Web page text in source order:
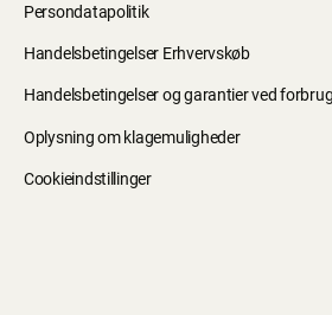
Persondatapolitik
Handelsbetingelser Erhvervskøb
Handelsbetingelser og garantier ved
Oplysning om klagemuligheder
Cookieindstillinger